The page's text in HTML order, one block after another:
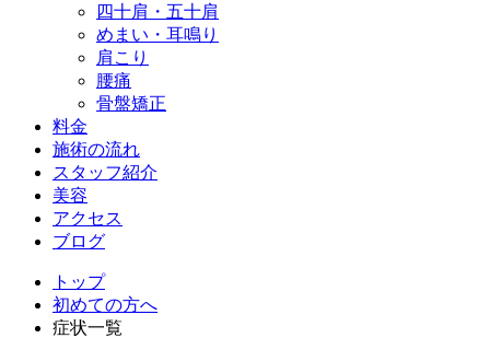
四十肩・五十肩
めまい・耳鳴り
肩こり
腰痛
骨盤矯正
料金
施術の流れ
スタッフ紹介
美容
アクセス
ブログ
トップ
初めての方へ
症状一覧